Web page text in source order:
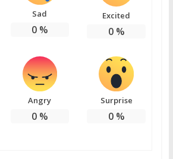
Sad
0%
Excited
0%
Angry
0%
Surprise
0%